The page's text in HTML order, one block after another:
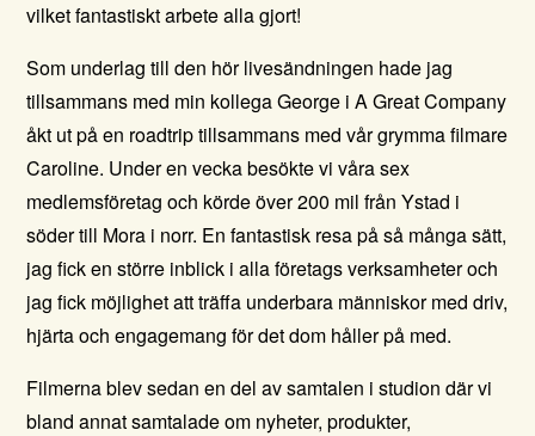
vilket fantastiskt arbete alla gjort!
Som underlag till den hör livesändningen hade jag
tillsammans med min kollega George i A Great Company
åkt ut på en roadtrip tillsammans med vår grymma filmare
Caroline. Under en vecka besökte vi våra sex
medlemsföretag och körde över 200 mil från Ystad i
söder till Mora i norr. En fantastisk resa på så många sätt,
jag fick en större inblick i alla företags verksamheter och
jag fick möjlighet att träffa underbara människor med driv,
hjärta och engagemang för det dom håller på med.
Filmerna blev sedan en del av samtalen i studion där vi
bland annat samtalade om nyheter, produkter,